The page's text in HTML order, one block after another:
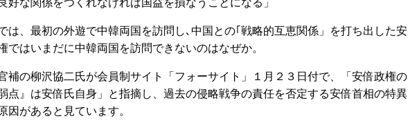
好な関係をつくれなければ国益を損なうことになる」
、最初の外遊で中韓両国を訪問し､中国との｢戦略的互恵関係」を打ち出した安
ではいまだに中韓両国を訪問できないのはなぜか。
補の柳沢協二氏が会員制サイト「フォーサイト」１月２３日付で、「安倍政権の
点』は安倍氏自身」と指摘し、過去の侵略戦争の責任を否定する安倍首相の特異
因があると見ています。